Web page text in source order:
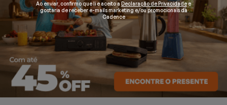
Ao enviar, confirmo que li e aceito a Declaração de Privacidadee
gostaria de receber e-mails marketing e/ou promocionais da
Cadence
Chaleiras Elétricas
Cafeteiras
Fritadeiras
Mixers
Pranchas